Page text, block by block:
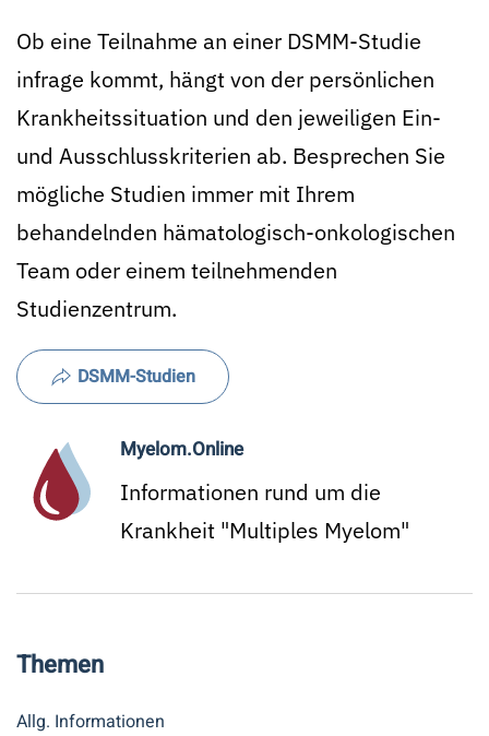
Ob eine Teilnahme an einer DSMM-Studie
infrage kommt, hängt von der persönlichen
Krankheitssituation und den jeweiligen Ein-
und Ausschlusskriterien ab. Besprechen Sie
mögliche Studien immer mit Ihrem
behandelnden hämatologisch-onkologischen
Team oder einem teilnehmenden
Studienzentrum.
DSMM-Studien
Myelom.Online
Informationen rund um die
Krankheit "Multiples Myelom"
Themen
Allg. Informationen